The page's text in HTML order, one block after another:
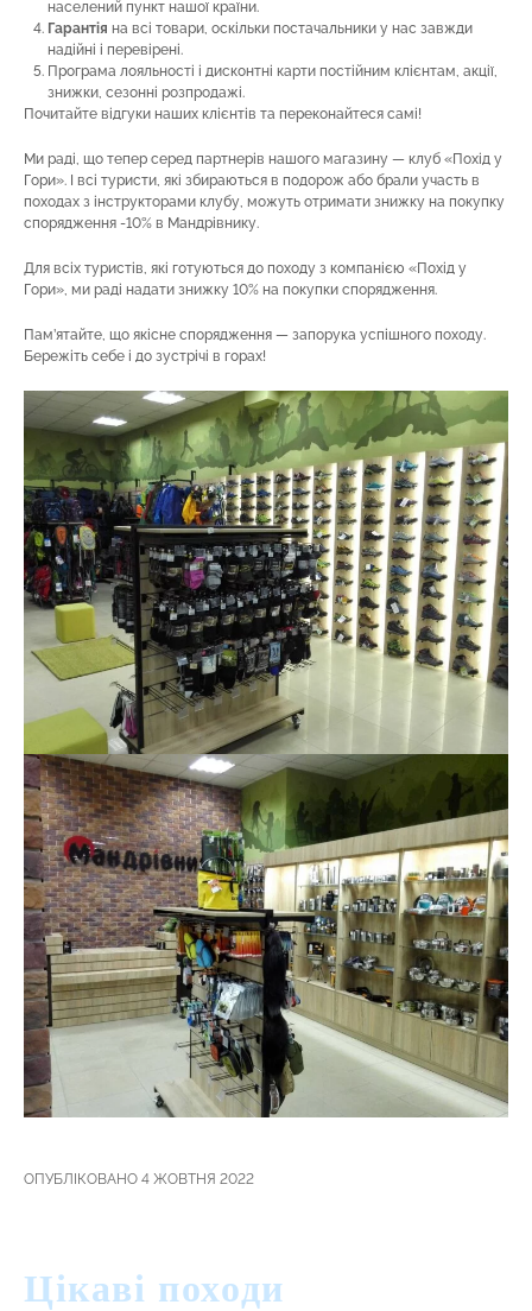
населений пункт нашої країни.
Гарантія на всі товари, оскільки постачальники у нас завжди
надійні і перевірені.
Програма лояльності і дисконтні карти постійним клієнтам, акції,
знижки, сезонні розпродажі.
Почитайте відгуки наших клієнтів та переконайтеся самі!
Ми раді, що тепер серед партнерів нашого магазину — клуб «Похід у
Гори». І всі туристи, які збираються в подорож або брали участь в
походах з інструкторами клубу, можуть отримати знижку на покупку
спорядження -10% в Мандрівнику.
Для всіх туристів, які готуються до походу з компанією «Похід у
Гори», ми раді надати знижку 10% на покупки спорядження.
Пам’ятайте, що якісне спорядження — запорука успішного походу.
Бережіть себе і до зустрічі в горах!
ОПУБЛІКОВАНО 4 ЖОВТНЯ 2022
Цікаві походи